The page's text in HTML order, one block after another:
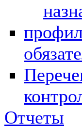
Отчеты